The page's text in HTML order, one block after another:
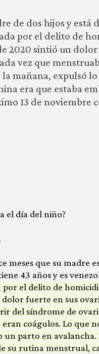
de dos hijos y está
por el delito de
2020 sintió un
vez que
mañana, expulsó
era que estaba
13 de noviembre
el día del niño?
meses que su madre
43 años y es
por el delito de
fuerte en sus
del síndrome de
coágulos. Lo que
un parto en
su rutina menstrual,